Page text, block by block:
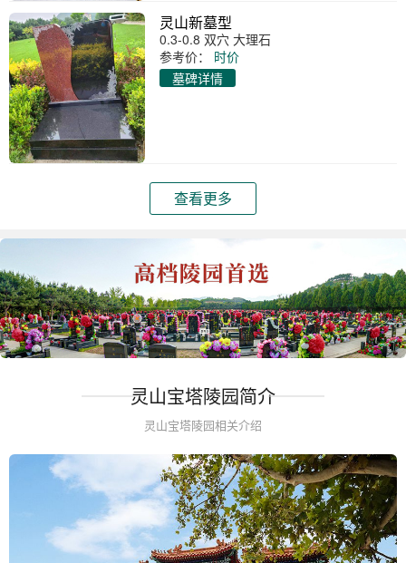
灵山新墓型
0.3-0.8 双穴 大理石
参考价：
时价
墓碑详情
查看更多
灵山宝塔陵园简介
灵山宝塔陵园相关介绍